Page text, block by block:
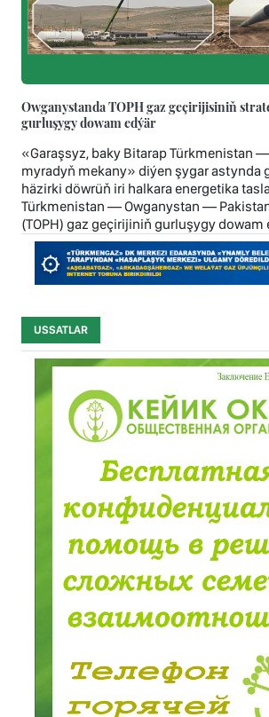
Owganystanda TOPH gaz geçirijisiniň
gurluşygy dowam edýär
«Garaşsyz, baky Bitarap Türkmenistan
myradyň mekany» diýen şygar astynda
häzirki döwrüň iri halkara energetika
Türkmenistan — Owganystan —
(TOPH) gaz geçirijiniň gurluşygy dowam
USSATLAR